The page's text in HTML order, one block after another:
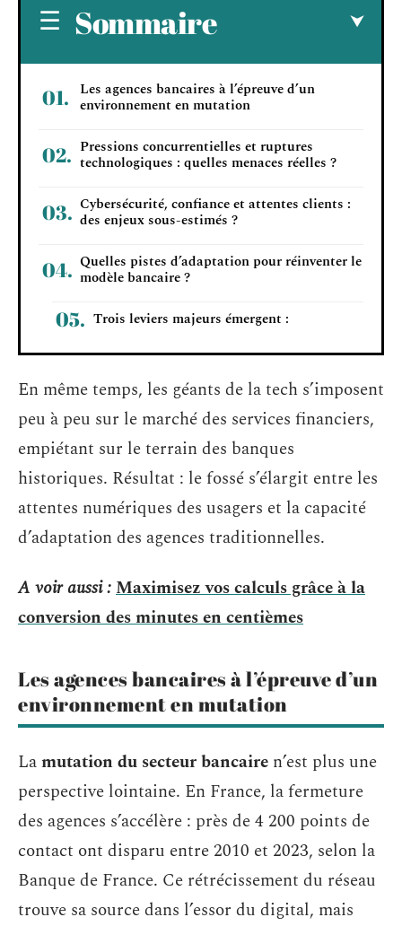
Sommaire
Les agences bancaires à l’épreuve d’un
environnement en mutation
Pressions concurrentielles et ruptures
technologiques : quelles menaces réelles ?
Cybersécurité, confiance et attentes clients :
des enjeux sous-estimés ?
Quelles pistes d’adaptation pour réinventer le
modèle bancaire ?
Trois leviers majeurs émergent :
En même temps, les géants de la tech s’imposent
peu à peu sur le marché des services financiers,
empiétant sur le terrain des banques
historiques. Résultat : le fossé s’élargit entre les
attentes numériques des usagers et la capacité
d’adaptation des agences traditionnelles.
A voir aussi :Maximisez vos calculs grâce à la
conversion des minutes en centièmes
Les agences bancaires à l’épreuve d’un
environnement en mutation
Lamutation du secteur bancaire n’est plus une
perspective lointaine. En France, la fermeture
des agences s’accélère : près de 4 200 points de
contact ont disparu entre 2010 et 2023, selon la
Banque de France. Ce rétrécissement du réseau
trouve sa source dans l’essor du digital, mais